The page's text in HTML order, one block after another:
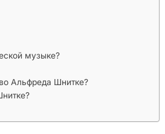
музыке?
Альфреда Шнитке?